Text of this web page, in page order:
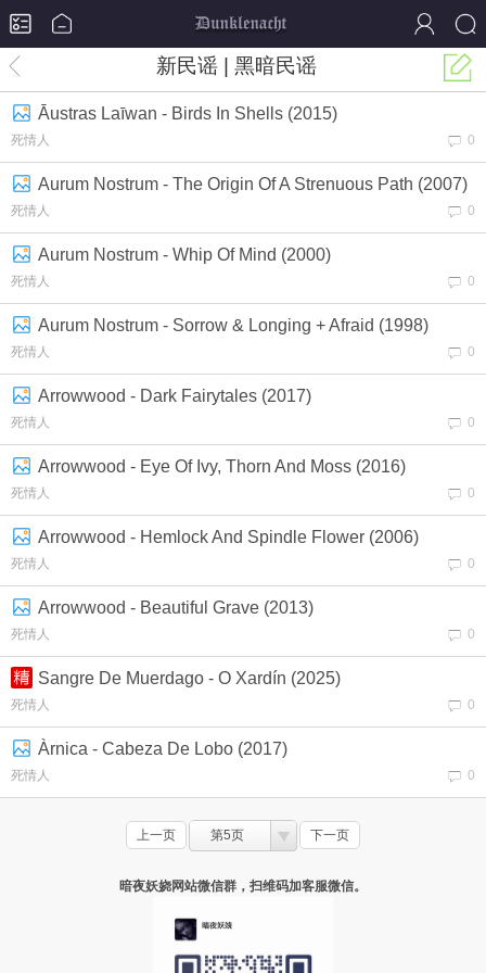
新民谣 | 黑暗民谣
0
Āustras Laīwan - Birds In Shells (2015)
死情人
0
Aurum Nostrum - The Origin Of A Strenuous Path (2007)
死情人
0
Aurum Nostrum - Whip Of Mind (2000)
死情人
0
Aurum Nostrum - Sorrow & Longing + Afraid (1998)
死情人
0
Arrowwood - Dark Fairytales (2017)
死情人
0
Arrowwood - Eye Of Ivy, Thorn And Moss (2016)
死情人
0
Arrowwood - Hemlock And Spindle Flower (2006)
死情人
0
Arrowwood - Beautiful Grave (2013)
死情人
0
Sangre De Muerdago - O Xardín (2025)
死情人
0
Àrnica - Cabeza De Lobo (2017)
死情人
上一页 第5页 下一页
暗夜妖娆网站微信群，扫维码加客服微信。